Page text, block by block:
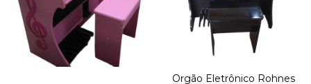
Orgão Eletrônico Rohnes